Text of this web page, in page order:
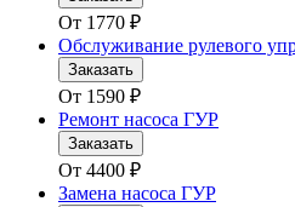
От 1770 ₽
Обслуживание рулевого
Заказать
От 1590 ₽
Ремонт насоса ГУР
Заказать
От 4400 ₽
Замена насоса ГУР